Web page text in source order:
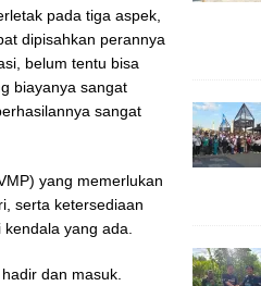
pada tiga aspek,
dipisahkan perannya
belum tentu bisa
biayanya sangat
sangat
yang memerlukan
serta ketersediaan
yang ada.
dan masuk.